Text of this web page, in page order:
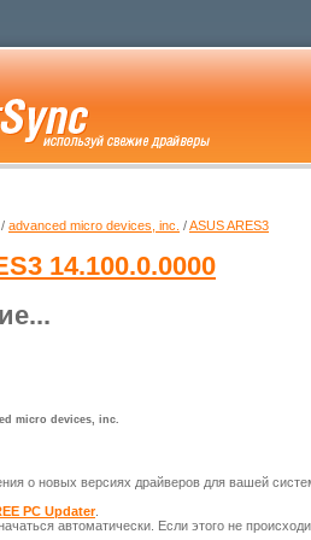
/ advanced micro devices, inc. /ASUS ARES3
14.100.0.0000
micro devices, inc.
о новых версиях драйверов для вашей
PC Updater.
автоматически. Если этого не